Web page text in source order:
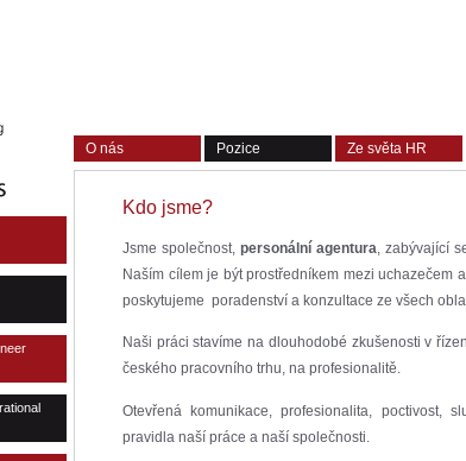
O nás Pozice Ze světa HR
Kdo jsme?
Jsme společnost, personální agentura, zabývající
Naším cílem je být prostředníkem mezi uchazečem
poskytujeme poradenství a konzultace ze všech
Naši práci stavíme na dlouhodobé zkušenosti v
českého pracovního trhu, na profesionalitě.
Otevřená komunikace, profesionalita, poctivost,
pravidla naší práce a naší společnosti.